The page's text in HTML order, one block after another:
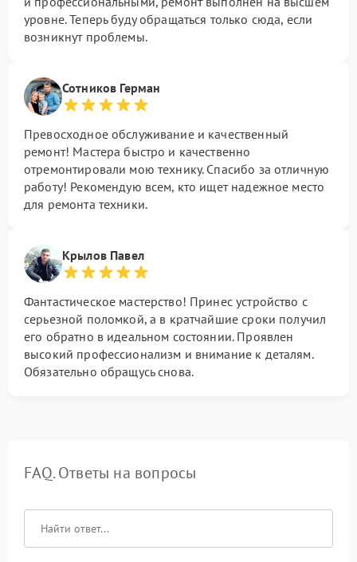
уровне. Теперь буду обращаться только сюда, если
возникнут проблемы.
Сотников Герман
Превосходное обслуживание и качественный
ремонт! Мастера быстро и качественно
отремонтировали мою технику. Спасибо за отличную
работу! Рекомендую всем, кто ищет надежное место
для ремонта техники.
Крылов Павел
Фантастическое мастерство! Принес устройство с
серьезной поломкой, а в кратчайшие сроки получил
его обратно в идеальном состоянии. Проявлен
высокий профессионализм и внимание к деталям.
Обязательно обращусь снова.
FAQ. Ответы на вопросы